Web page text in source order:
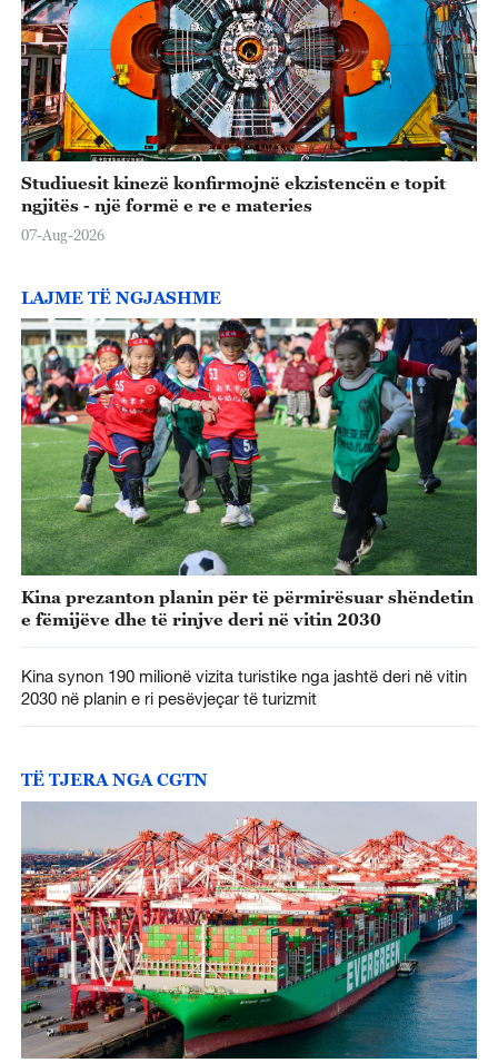
Studiuesit kinezë konfirmojnë ekzistencën e topit
ngjitës - një formë e re e materies
07-Aug-2026
LAJME TË NGJASHME
Kina prezanton planin për të përmirësuar shëndetin
e fëmijëve dhe të rinjve deri në vitin 2030
Kina synon 190 milionë vizita turistike nga jashtë deri në vitin
2030 në planin e ri pesëvjeçar të turizmit
TË TJERA NGA CGTN